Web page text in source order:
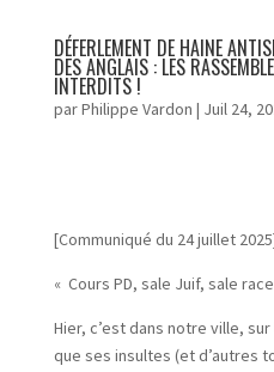
DÉFERLEMENT DE HAINE
DES ANGLAIS : LES
INTERDITS !
parPhilippe Vardon | Juil 24,
[Communiqué du 24 juillet
« Cours PD, sale Juif, sale
Hier, c’est dans notre ville,
que ses insultes (et d’autres